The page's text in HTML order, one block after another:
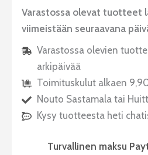
Varastossa olevat tuotteet
viimeistään seuraavana
Varastossa olevien
arkipäivää
Toimituskulut alkaen
Nouto Sastamala tai
Kysy tuotteesta heti
Turvallinen maksu